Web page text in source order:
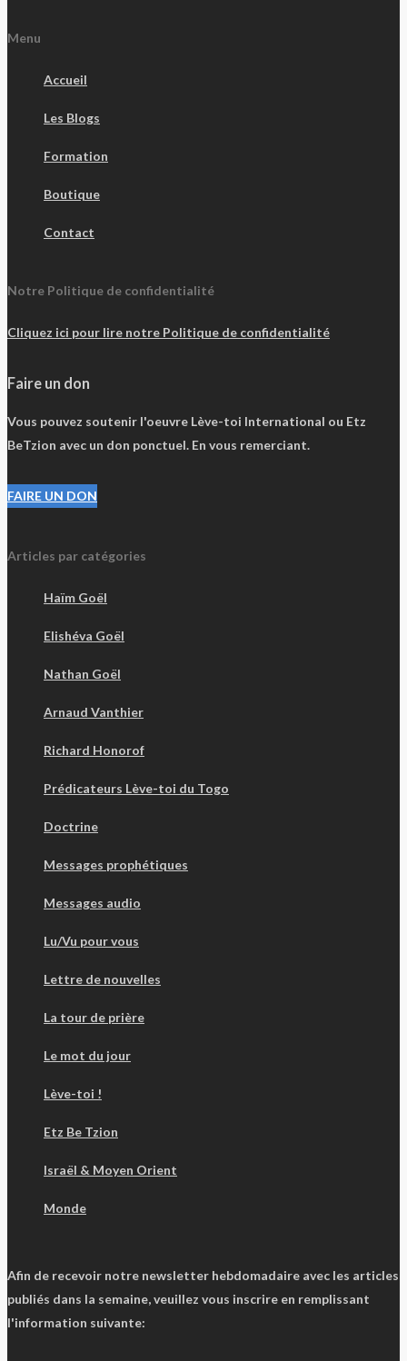
Menu
Accueil
Les Blogs
Formation
Boutique
Contact
Notre Politique de confidentialité
Cliquez ici pour lire notre Politique de confidentialité
Faire un don
Vous pouvez soutenir l'oeuvre Lève-toi International ou Etz
BeTzion avec un don ponctuel. En vous remerciant.
FAIRE UN DON
Articles par catégories
Haïm Goël
Elishéva Goël
Nathan Goël
Arnaud Vanthier
Richard Honorof
Prédicateurs Lève-toi du Togo
Doctrine
Messages prophétiques
Messages audio
Lu/Vu pour vous
Lettre de nouvelles
La tour de prière
Le mot du jour
Lève-toi !
Etz Be Tzion
Israël & Moyen Orient
Monde
Afin de recevoir notre newsletter hebdomadaire avec les articles
publiés dans la semaine, veuillez vous inscrire en remplissant
l'information suivante: